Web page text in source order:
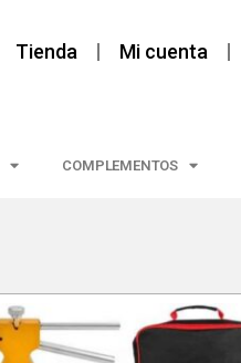
Tienda Mi cuenta
COMPLEMENTOS